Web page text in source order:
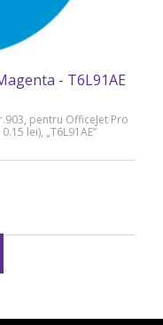
- T6L91AE
pentru OfficeJet Pro
lei), „T6L91AE”